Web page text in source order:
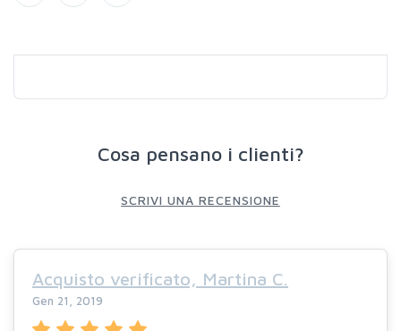
Cosa pensano i clienti?
SCRIVI UNA RECENSIONE
Acquisto verificato, Martina C.
Gen 21, 2019